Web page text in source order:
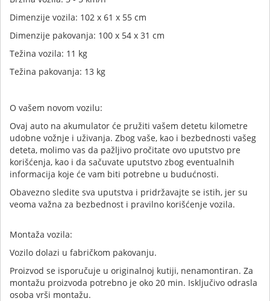
Dimenzije vozila: 102 x 61 x 55 cm
Dimenzije pakovanja: 100 x 54 x 31 cm
Težina vozila: 11 kg
Težina pakovanja: 13 kg
O vašem novom vozilu:
Ovaj auto na akumulator će pružiti vašem detetu kilometre
udobne vožnje i uživanja. Zbog vaše, kao i bezbednosti vašeg
deteta, molimo vas da pažljivo pročitate ovo uputstvo pre
korišćenja, kao i da sačuvate uputstvo zbog eventualnih
informacija koje će vam biti potrebne u budućnosti.
Obavezno sledite sva uputstva i pridržavajte se istih, jer su
veoma važna za bezbednost i pravilno korišćenje vozila.
Montaža vozila:
Vozilo dolazi u fabričkom pakovanju.
Proizvod se isporučuje u originalnoj kutiji, nenamontiran. Za
montažu proizvoda potrebno je oko 20 min. Isključivo odrasla
osoba vrši montažu.